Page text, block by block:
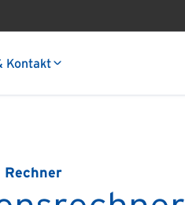
Kontakt
Rechner